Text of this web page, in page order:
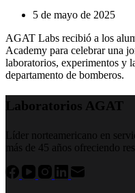
5 de mayo de 2025
AGAT Labs recibió a los
Academy para celebrar una
laboratorios, experimentos y
departamento de bomberos.
Laboratorios AGAT
Líder norteamericano en
más de 45 años ofreciendo